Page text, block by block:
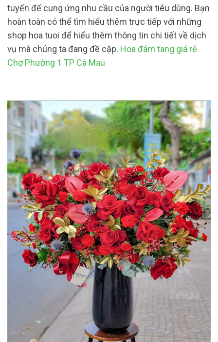
tuyến để cung ứng nhu cầu của người tiêu dùng. Bạn
hoàn toàn có thể tìm hiểu thêm trực tiếp với những
shop hoa tuoi để hiểu thêm thông tin chi tiết về dịch
vụ mà chúng ta đang đề cập. Hoa đám tang giá rẻ
Chợ Phường 1 TP Cà Mau